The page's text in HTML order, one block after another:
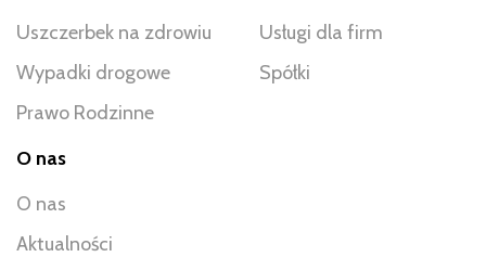
Uszczerbek na zdrowiu
Wypadki drogowe
Prawo Rodzinne
Usługi dla firm
Spółki
O nas
O nas
Aktualności